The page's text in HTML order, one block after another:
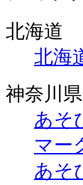
北海道
北海
神奈川県
あそ
マー
あそ